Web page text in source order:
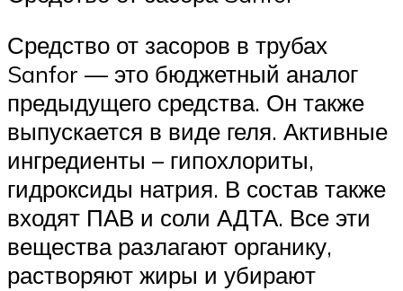
Средство от засоров в трубах
Sanfor — это бюджетный аналог
предыдущего средства. Он также
выпускается в виде геля. Активные
ингредиенты – гипохлориты,
гидроксиды натрия. В состав также
входят ПАВ и соли АДТА. Все эти
вещества разлагают органику,
растворяют жиры и убирают